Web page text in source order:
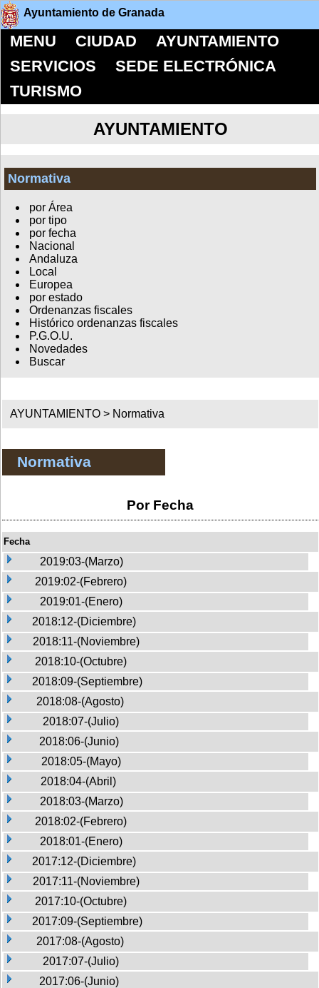
Ayuntamiento de Granada
MENU CIUDAD
AYUNTAMIENTO
SERVICIOS
SEDE ELECTRÓNICA
TURISMO
AYUNTAMIENTO
Normativa
por Área
por tipo
por fecha
Nacional
Andaluza
Local
Europea
por estado
Ordenanzas fiscales
Histórico ordenanzas fiscales
P.G.O.U.
Novedades
Buscar
AYUNTAMIENTO > Normativa
Normativa
Por Fecha
Fecha
2019:03-(Marzo)
2019:02-(Febrero)
2019:01-(Enero)
2018:12-(Diciembre)
2018:11-(Noviembre)
2018:10-(Octubre)
2018:09-(Septiembre)
2018:08-(Agosto)
2018:07-(Julio)
2018:06-(Junio)
2018:05-(Mayo)
2018:04-(Abril)
2018:03-(Marzo)
2018:02-(Febrero)
2018:01-(Enero)
2017:12-(Diciembre)
2017:11-(Noviembre)
2017:10-(Octubre)
2017:09-(Septiembre)
2017:08-(Agosto)
2017:07-(Julio)
2017:06-(Junio)